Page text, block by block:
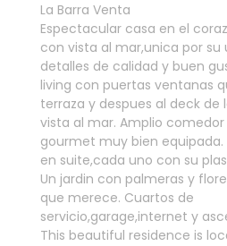
La Barra Venta
Espectacular casa en el
con vista al mar,unica por su
detalles de calidad y buen
living con puertas ventanas
terraza y despues al deck de
vista al mar. Amplio
gourmet muy bien equipada.
en suite,cada uno con su
Un jardin con palmeras y
que merece. Cuartos de
servicio,garage,internet y
This beautiful residence is